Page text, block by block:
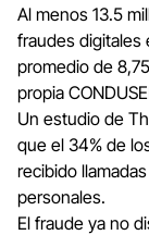
Al menos 13.5
fraudes digitales
promedio de
propia
Un estudio de
que el 34% de
recibido
personales.
El fraude ya no